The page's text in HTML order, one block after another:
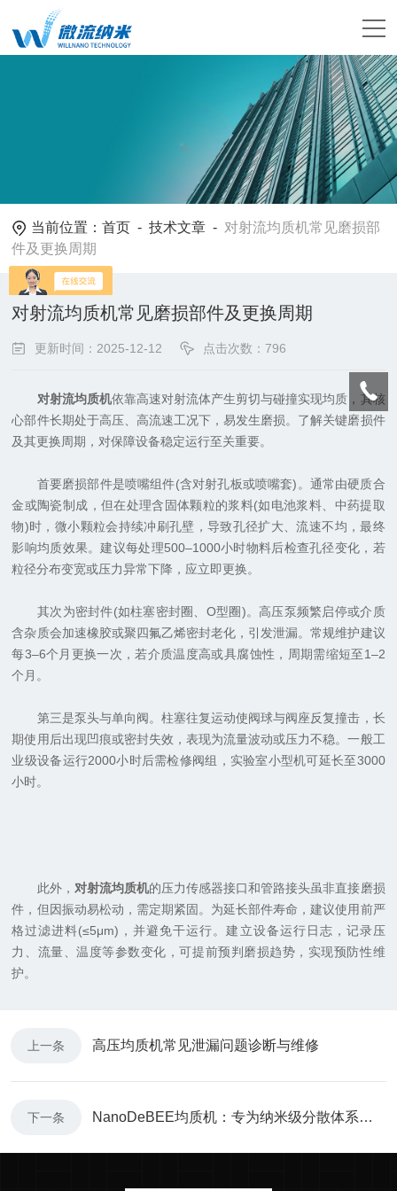
当前位置：首页 -技术文章 - 对射流均质机常见磨损部
件及更换周期
对射流均质机常见磨损部件及更换周期
更新时间：2025-12-12 点击次数：796
对射流均质机依靠高速对射流体产生剪切与碰撞实现均质，其核
心部件长期处于高压、高流速工况下，易发生磨损。了解关键磨损件
及其更换周期，对保障设备稳定运行至关重要。
首要磨损部件是喷嘴组件(含对射孔板或喷嘴套)。通常由硬质合
金或陶瓷制成，但在处理含固体颗粒的浆料(如电池浆料、中药提取
物)时，微小颗粒会持续冲刷孔壁，导致孔径扩大、流速不均，最终
影响均质效果。建议每处理500–1000小时物料后检查孔径变化，若
粒径分布变宽或压力异常下降，应立即更换。
其次为密封件(如柱塞密封圈、O型圈)。高压泵频繁启停或介质
含杂质会加速橡胶或聚四氟乙烯密封老化，引发泄漏。常规维护建议
每3–6个月更换一次，若介质温度高或具腐蚀性，周期需缩短至1–2
个月。
第三是泵头与单向阀。柱塞往复运动使阀球与阀座反复撞击，长
期使用后出现凹痕或密封失效，表现为流量波动或压力不稳。一般工
业级设备运行2000小时后需检修阀组，实验室小型机可延长至3000
小时。
此外， 对射流均质机的压力传感器接口和管路接头虽非直接磨损
件，但因振动易松动，需定期紧固。为延长部件寿命，建议使用前严
格过滤进料(≤5μm)，并避免干运行。建立设备运行日志，记录压
力、流量、温度等参数变化，可提前预判磨损趋势，实现预防性维
护。
上一条 高压均质机常见泄漏问题诊断与维修
下一条 NanoDeBEE均质机：专为纳米级分散体系打造的精密设备